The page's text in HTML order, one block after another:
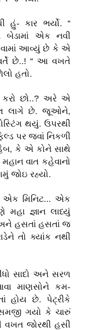
હું- કાર ભર્યો. “
બેડામાં એક નવી
આવ્યું છે કે એ
છે..! “ આ વખતે
હતો.
કરો છો..? અરે એ
લાગે છે. જૂઓને,
થયું. ઉપરથી
પર જવાં નિકળી
કે એ કોને સાથે
વાત કહેવાનો
જોઇ રહ્યો.
એક મિનિટ... એક
મહા જ્ઞાન લાધ્યું
હસતાં હસતાં જ
તો ક્યાંક નથી
સાદો અને સરળ
માણસોને કમ-
હોય છે. પેટ્રીકે
ગયો કે ચારું
જોરથી હસી